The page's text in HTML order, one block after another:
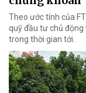
Theo ước tính của
quỹ đầu tư chủ động
trong thời gian tới.